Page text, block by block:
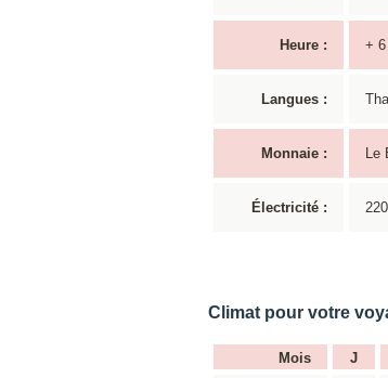
Heure : + 6
Langues :
Monnaie : Le
Électricité :
Climat pour votre
Mois J